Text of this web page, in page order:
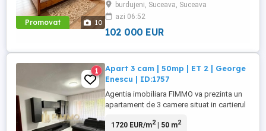
Promovat 10
facilitatile necesare unui stil de viata
confortabil. In imediata apropiere se
regasesc statii ...
burdujeni, Suceava, Suceava
azi 06:52
102 000 EUR
1
Apart 3 cam | 50mp | ET 2 | George
Enescu | ID:1757
Agentia imobiliara FIMMO va prezinta un
apartament de 3 camere situat in cartierul
apreciate si cautate zone din municipiul
1720 EUR/m2| 50 m2